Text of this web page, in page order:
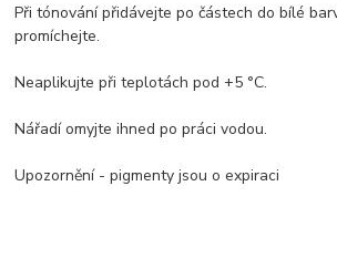
Při tónování přidávejte po částech do bílé
promíchejte.
Neaplikujte při teplotách pod +5 °C.
Nářadí omyjte ihned po práci vodou.
Upozornění - pigmenty jsou o expiraci